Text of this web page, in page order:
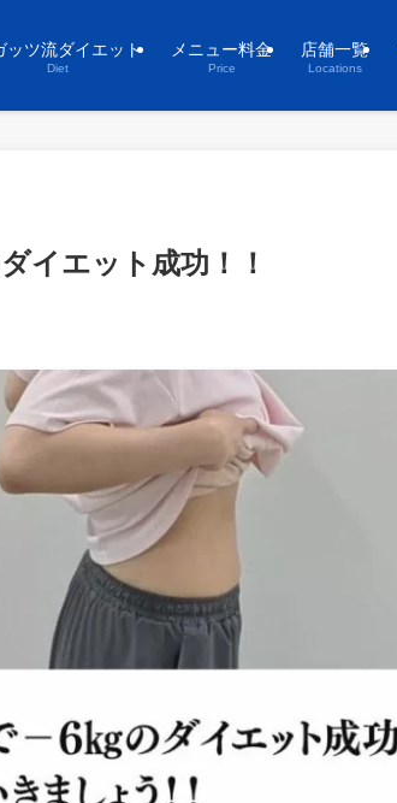
ッツ流ダイエット
Diet
メニュー料金
Price
店舗一覧
Locations
イエット成功！！